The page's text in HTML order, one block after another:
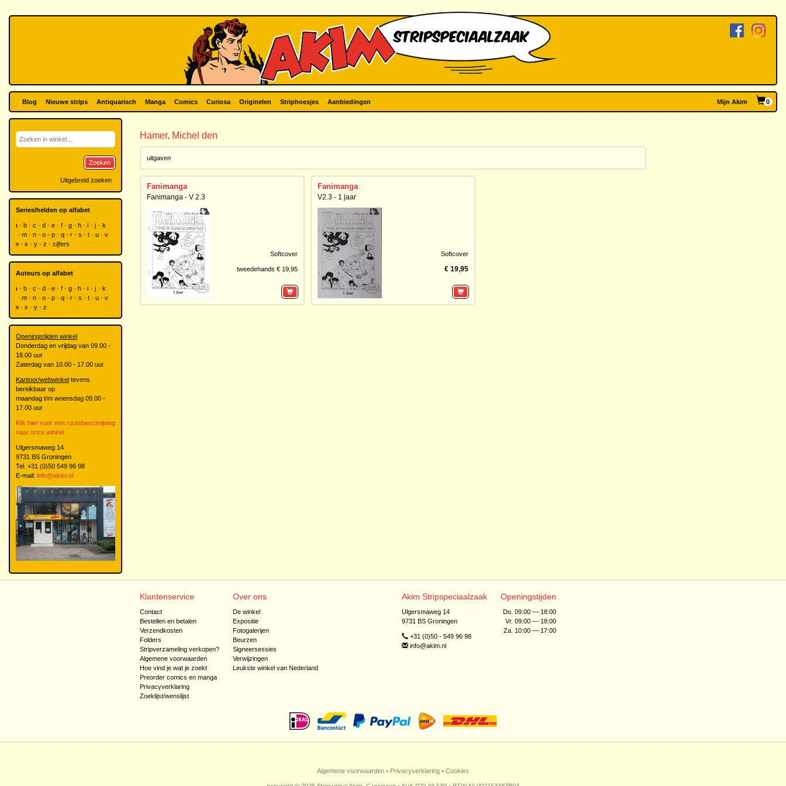
Blog Nieuwe strips Antiquarisch Manga Comics Curiosa Originelen Striphoesjes Aanbiedingen Mijn Akim 0
Hamer, Michel den
uitgaven
Fanimanga
Fanimanga - V 2.3
Softcover
tweedehands € 19,95
Fanimanga
V2.3 - 1 jaar
Softcover
€ 19,95
Zoeken
Uitgebreid zoeken
Series/helden op alfabet
a b c d e f g h i j
k
m n o p q r s t u
v
w
x y z cijfers
Auteurs op alfabet
a b c d e f g h i j
k
m n o p q r s t u
v
w
x y z
Openingstijden winkel
Donderdag en vrijdag van 09.00 -
18.00 uur
Zaterdag van 10.00 - 17.00 uur
Kantoor/webwinkel tevens
bereikbaar op
maandag t/m woensdag 09.00 -
17.00 uur
Klik hier voor een routebeschrijving
naar onze winkel
Ulgersmaweg 14
9731 BS Groningen
Tel. +31 (0)50 549 96 98
E-mail: info@akim.nl
Klantenservice
Contact
Bestellen en betalen
Verzendkosten
Folders
Stripverzameling verkopen?
Algemene voorwaarden
Hoe vind je wat je zoekt
Preorder comics en manga
Privacyverklaring
Zoeklijst/wenslijst
Over ons
De winkel
Expositie
Fotogalerijen
Beurzen
Signeersessies
Verwijzingen
Leukste winkel van Nederland
Akim Stripspeciaalzaak
Ulgersmaweg 14
9731 BS Groningen
+31 (0)50 - 549 96 98
info@akim.nl
Openingstijden
Do. 09:00 — 18:00
Vr. 09:00 — 18:00
Za. 10:00 — 17:00
Algemene voorwaarden • Privacyverklaring • Cookies